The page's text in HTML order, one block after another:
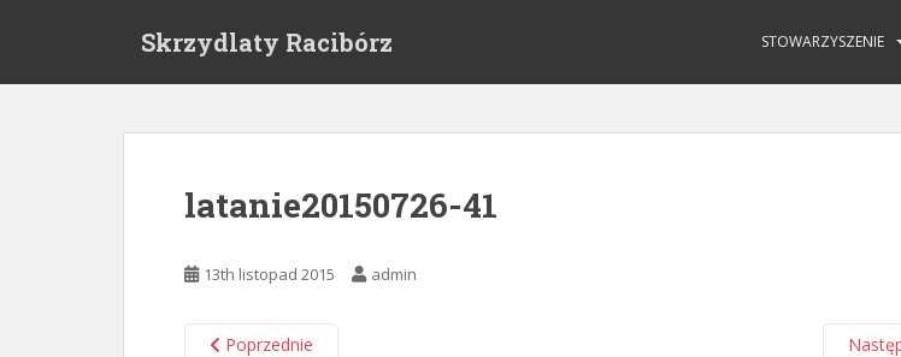
Skrzydlaty Racibórz STOWARZYSZENIE
latanie20150726-41
13th listopad 2015 admin
Poprzednie